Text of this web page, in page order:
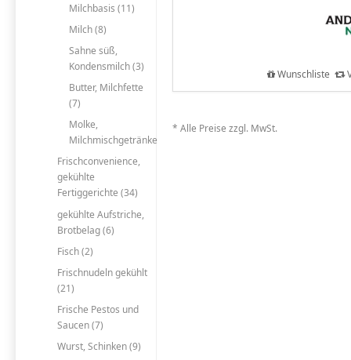
Milchbasis (11)
Milch (8)
Sahne süß,
Kondensmilch (3)
Butter, Milchfette
(7)
Molke,
Milchmischgetränke
Frischconvenience,
gekühlte
Fertiggerichte (34)
gekühlte Aufstriche,
Brotbelag (6)
Fisch (2)
Frischnudeln gekühlt
(21)
Frische Pestos und
Saucen (7)
Wurst, Schinken (9)
Wunschliste
* Alle Preise zzgl. MwSt.